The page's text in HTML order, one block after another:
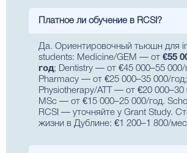
Платное ли обучение в RCSI?
Да. Ориентировочный тьюшн для
students: Medicine/GEM — от €55
год; Dentistry — от €45 000–55 000/
Pharmacy — от €25 000–35 000/год;
Physiotherapy/ATT — от €20 000–30
MSc — от €15 000–25 000/год.
RCSI — уточняйте у Grant Study.
жизни в Дублине: €1 200–1 800/